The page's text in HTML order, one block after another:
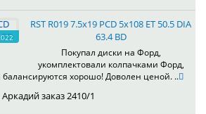
RST R019 7.5x19 PCD 5x108 ET 50.5 DIA
63.4 BD
Покупал диски на Форд,
укомплектовали колпачками Форд,
хорошо! Доволен ценой. ..
Аркадий заказ 2410/1